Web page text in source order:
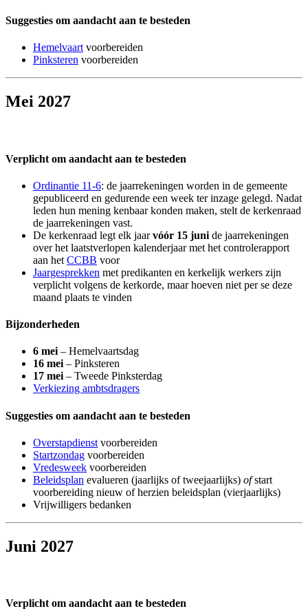
Suggesties om aandacht aan te besteden
Hemelvaart voorbereiden
Pinksteren voorbereiden
Mei 2027
Verplicht om aandacht aan te besteden
Ordinantie 11-6: de jaarrekeningen worden in de gemeente
gepubliceerd en gedurende een week ter inzage gelegd. Nadat
leden hun mening kenbaar konden maken, stelt de kerkenraad
de jaarrekeningen vast.
De kerkenraad legt elk jaarvóór 15 juni de jaarrekeningen
over het laatstverlopen kalenderjaar met het controlerapport
aan het CCBB voor
Jaargesprekken met predikanten en kerkelijk werkers zijn
verplicht volgens de kerkorde, maar hoeven niet per se deze
maand plaats te vinden
Bijzonderheden
6 mei– Hemelvaartsdag
16 mei– Pinksteren
17 mei– Tweede Pinksterdag
Verkiezing ambtsdragers
Suggesties om aandacht aan te besteden
Overstapdienst voorbereiden
Startzondag voorbereiden
Vredesweek voorbereiden
Beleidsplan evalueren (jaarlijks of tweejaarlijks) ofstart
voorbereiding nieuw of herzien beleidsplan (vierjaarlijks)
Vrijwilligers bedanken
Juni 2027
Verplicht om aandacht aan te besteden